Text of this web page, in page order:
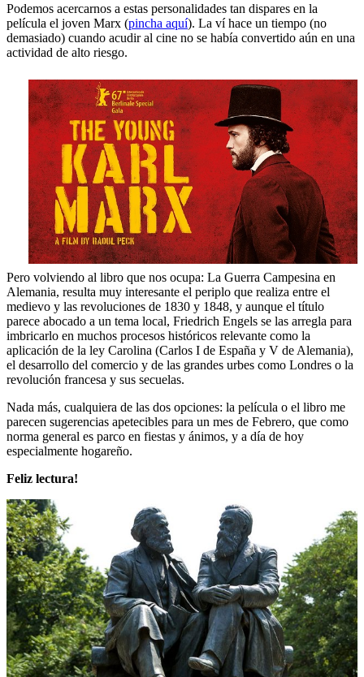
Podemos acercarnos a estas personalidades tan dispares en la
película el joven Marx (pincha aquí). La ví hace un tiempo (no
demasiado) cuando acudir al cine no se había convertido aún en una
actividad de alto riesgo.
Pero volviendo al libro que nos ocupa: La Guerra Campesina en
Alemania, resulta muy interesante el periplo que realiza entre el
medievo y las revoluciones de 1830 y 1848, y aunque el título
parece abocado a un tema local, Friedrich Engels se las arregla para
imbricarlo en muchos procesos históricos relevante como la
aplicación de la ley Carolina (Carlos I de España y V de Alemania),
el desarrollo del comercio y de las grandes urbes como Londres o la
revolución francesa y sus secuelas.
Nada más, cualquiera de las dos opciones: la película o el libro me
parecen sugerencias apetecibles para un mes de Febrero, que como
norma general es parco en fiestas y ánimos, y a día de hoy
especialmente hogareño.
Feliz lectura!